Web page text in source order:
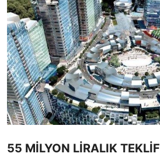
55 MİLYON LİRALIK TEKLİF